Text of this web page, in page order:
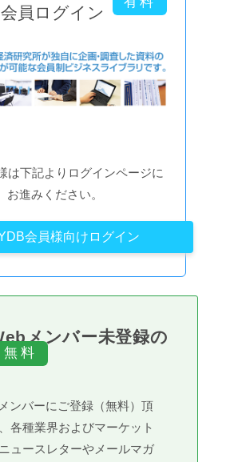
員ログイン
は下記よりログインページに
お進みください。
会員様向けログイン
メンバー未登録の
ンバーにご登録（無料）頂
各種業界およびマーケット
ュースレターやメールマガ